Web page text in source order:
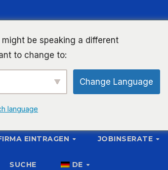
EINTRAGEN JOBINSERATE
SUCHE DE
be speaking a different
to change to:
Change Language
language